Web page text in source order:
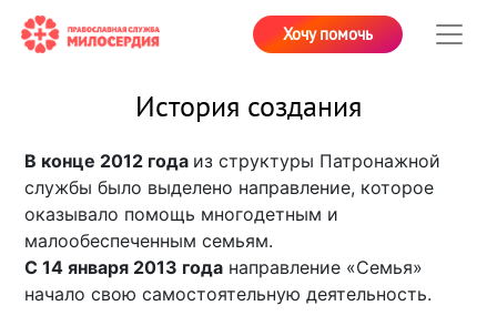
Хочу помочь
История создания
В конце 2012 года из структуры Патронажной
службы было выделено направление, которое
оказывало помощь многодетным и
малообеспеченным семьям.
С 14 января 2013 года направление «Семья»
начало свою самостоятельную деятельность.